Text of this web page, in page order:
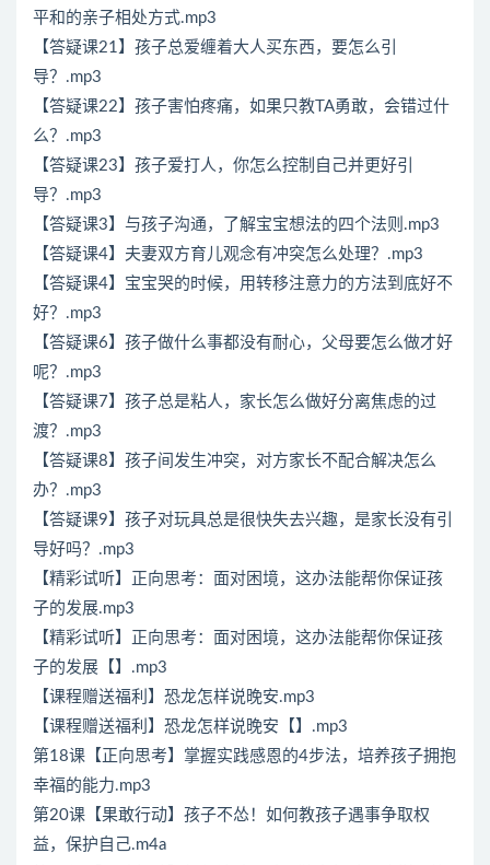
平和的亲子相处方式.mp3
【答疑课21】孩子总爱缠着大人买东西，要怎么引
导？.mp3
【答疑课22】孩子害怕疼痛，如果只教TA勇敢，会错过什
么？.mp3
【答疑课23】孩子爱打人，你怎么控制自己并更好引
导？.mp3
【答疑课3】与孩子沟通，了解宝宝想法的四个法则.mp3
【答疑课4】夫妻双方育儿观念有冲突怎么处理？.mp3
【答疑课4】宝宝哭的时候，用转移注意力的方法到底好不
好？.mp3
【答疑课6】孩子做什么事都没有耐心，父母要怎么做才好
呢？.mp3
【答疑课7】孩子总是粘人，家长怎么做好分离焦虑的过
渡？.mp3
【答疑课8】孩子间发生冲突，对方家长不配合解决怎么
办？.mp3
【答疑课9】孩子对玩具总是很快失去兴趣，是家长没有引
导好吗？.mp3
【精彩试听】正向思考：面对困境，这办法能帮你保证孩
子的发展.mp3
【精彩试听】正向思考：面对困境，这办法能帮你保证孩
子的发展【】.mp3
【课程赠送福利】恐龙怎样说晚安.mp3
【课程赠送福利】恐龙怎样说晚安【】.mp3
第18课【正向思考】掌握实践感恩的4步法，培养孩子拥抱
幸福的能力.mp3
第20课【果敢行动】孩子不怂！如何教孩子遇事争取权
益，保护自己.m4a